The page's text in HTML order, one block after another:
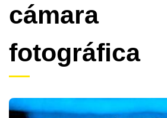
cámara
fotográfica